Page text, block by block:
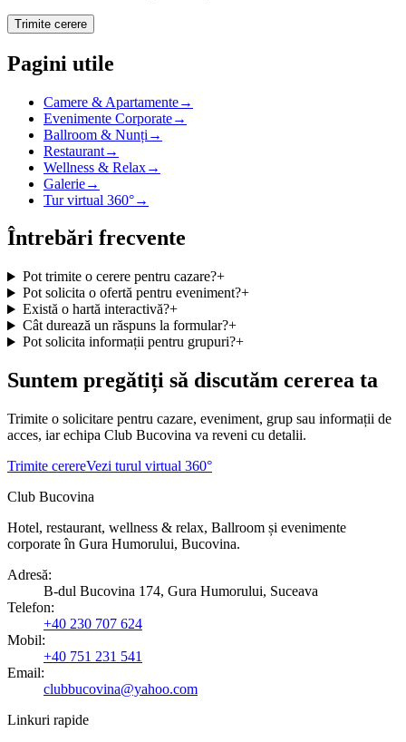
Trimite cerere
Pagini utile
Camere & Apartamente→
Evenimente Corporate→
Ballroom & Nunți →
Restaurant→
Wellness & Relax→
Galerie→
Tur virtual 360°→
Întrebări frecvente
Pot trimite o cerere pentru cazare?+
Pot solicita o ofertă pentru eveniment?+
Există o hartă interactivă?+
Cât durează un răspuns la formular?+
Pot solicita informații pentru grupuri?+
Suntem pregătiți să discutăm cererea ta
Trimite o solicitare pentru cazare, eveniment, grup sau informații de
acces, iar echipa Club Bucovina va reveni cu detalii.
Trimite cerereVezi turul virtual 360°
Club Bucovina
Hotel, restaurant, wellness & relax, Ballroom și evenimente
corporate în Gura Humorului, Bucovina.
Adresă:
B-dul Bucovina 174, Gura Humorului, Suceava
Telefon:
+40 230 707 624
Mobil:
+40 751 231 541
Email:
clubbucovina@yahoo.com
Linkuri rapide